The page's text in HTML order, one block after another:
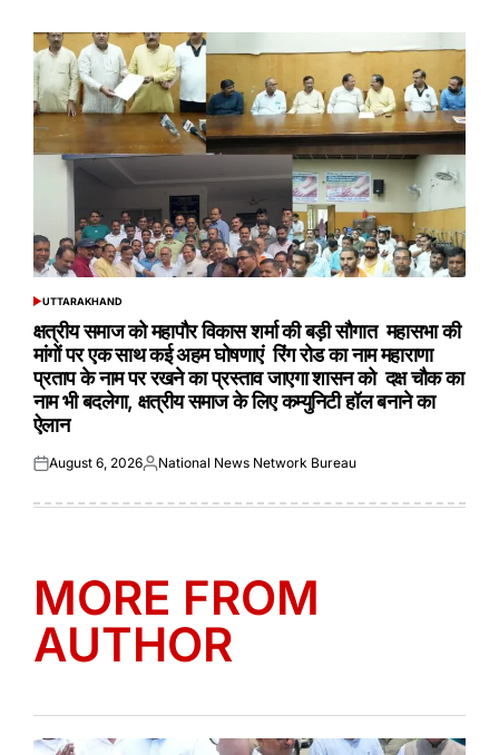
POSTED
UTTARAKHAND
क्षत्रीय समाज को महापौर विकास शर्मा की बड़ी सौगात महासभा की
मांगों पर एक साथ कई अहम घोषणाएं रिंग रोड का नाम महाराणा
प्रताप के नाम पर रखने का प्रस्ताव जाएगा शासन को दक्ष चौक का
नाम भी बदलेगा, क्षत्रीय समाज के लिए कम्युनिटी हॉल बनाने का
ऐलान
Posted
August 6, 2026Posted
National News Network Bureau
MORE FROM
AUTHOR